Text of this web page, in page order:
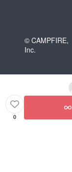
© CAMPFIRE,
Inc.
0